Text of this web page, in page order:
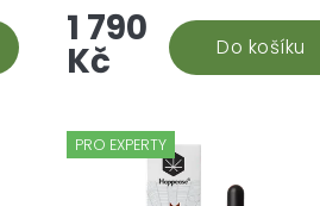
1 790
Kč Do košíku
pomocníkem na ochablost,
neklid, koncentraci a
povzbuzení, ať můžete...
PRO EXPERTY